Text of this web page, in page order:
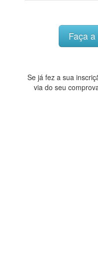
Faça
Se já fez a sua
via do seu